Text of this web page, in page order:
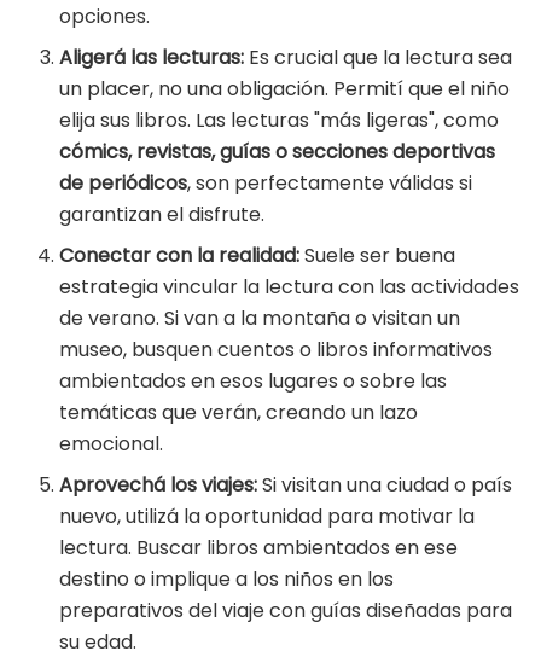
opciones.
Aligerá las lecturas: Es crucial que la lectura sea
un placer, no una obligación. Permití que el niño
elija sus libros. Las lecturas "más ligeras", como
cómics, revistas, guías o secciones deportivas
de periódicos, son perfectamente válidas si
garantizan el disfrute.
Conectar con la realidad:Suele ser buena
estrategia vincular la lectura con las actividades
de verano. Si van a la montaña o visitan un
museo, busquen cuentos o libros informativos
ambientados en esos lugares o sobre las
temáticas que verán, creando un lazo
emocional.
Aprovechá los viajes:Si visitan una ciudad o país
nuevo, utilizá la oportunidad para motivar la
lectura. Buscar libros ambientados en ese
destino o implique a los niños en los
preparativos del viaje con guías diseñadas para
su edad.